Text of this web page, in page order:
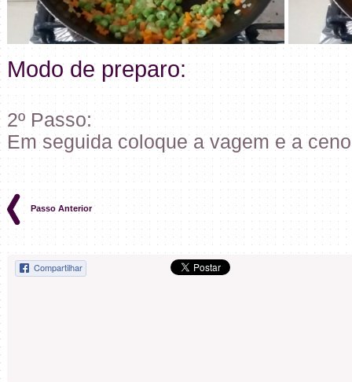
Modo de preparo:
2º Passo:
Em seguida coloque a vagem e a
Passo Anterior
Compartilhar